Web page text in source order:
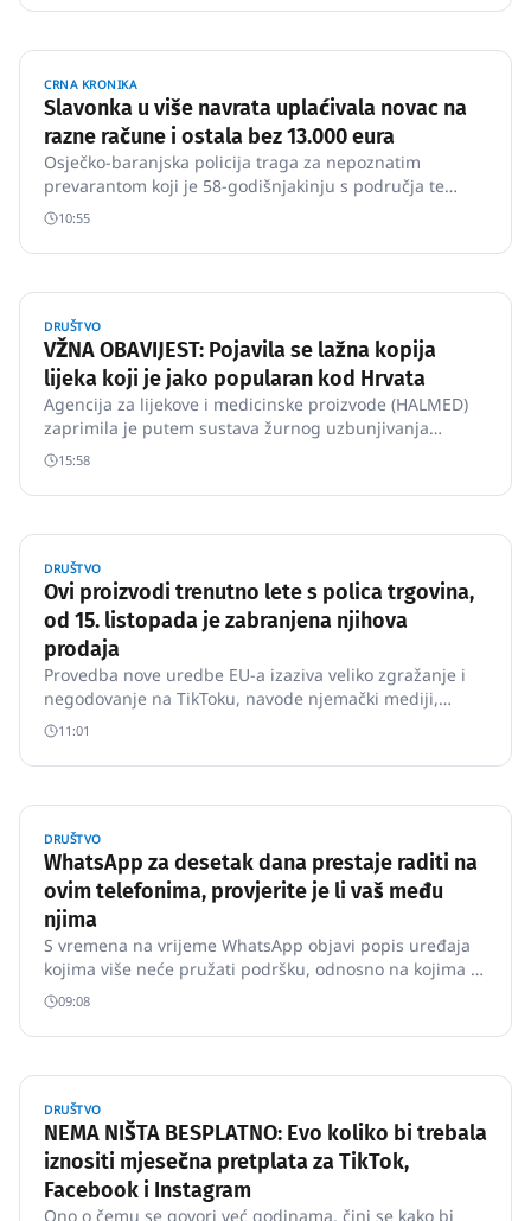
da se dozvole svinjokolje.
CRNA KRONIKA
Slavonka u više navrata uplaćivala novac na
razne račune i ostala bez 13.000 eura
Osječko-baranjska policija traga za nepoznatim
prevarantom koji je 58-godišnjakinju s područja te
županije prevario u vezi dobivanja nepostojećeg
nasljedstva i oštetio za skoro 13 tisuća eura, izvijestila
je policija u srijedu.
10:55
DRUŠTVO
VŽNA OBAVIJEST: Pojavila se lažna kopija
lijeka koji je jako popularan kod Hrvata
Agencija za lijekove i medicinske proizvode (HALMED)
zaprimila je putem sustava žurnog uzbunjivanja
obavijest o pojavi krivotvorine lijeka Ozempic 1 mg
nositelja odobrenja Novo Nordisk A/S na tržištu
Europske unije.
15:58
DRUŠTVO
Ovi proizvodi trenutno lete s polica trgovina,
od 15. listopada je zabranjena njihova
prodaja
Provedba nove uredbe EU-a izaziva veliko zgražanje i
negodovanje na TikToku, navode njemački mediji,
prenosi magazin Fenix.
11:01
DRUŠTVO
WhatsApp za desetak dana prestaje raditi na
ovim telefonima, provjerite je li vaš među
njima
S vremena na vrijeme WhatsApp objavi popis uređaja
kojima više neće pružati podršku, odnosno na kojima ta
popularna aplikacija više neće raditi.
09:08
DRUŠTVO
NEMA NIŠTA BESPLATNO: Evo koliko bi trebala
iznositi mjesečna pretplata za TikTok,
Facebook i Instagram
Ono o čemu se govori već godinama, čini se kako bi